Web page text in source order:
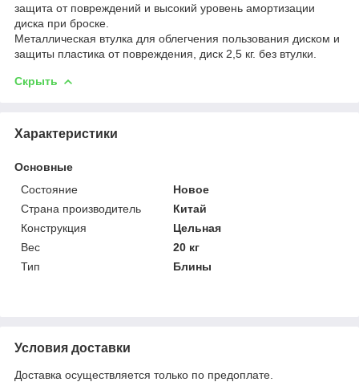
защита от повреждений и высокий уровень амортизации
диска при броске.
Металлическая втулка для облегчения пользования диском и
защиты пластика от повреждения, диск 2,5 кг. без втулки.
Скрыть
Характеристики
Основные
Состояние
Новое
Страна производитель
Китай
Конструкция
Цельная
Вес
20 кг
Тип
Блины
Условия доставки
Доставка осуществляется только по предоплате.